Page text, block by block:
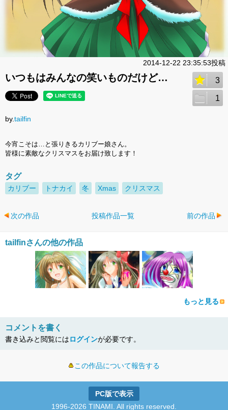
2014-12-22 23:35:53投稿
いつもはみんなの笑いものだけど… 3
1
by.tailfin
今宵こそは…と張りきるカリブー娘さん。
皆様に素敵なクリスマスをお届け致します！
タグ
カリブー トナカイ 冬 Xmas クリスマス
次の作品 投稿作品一覧 前の作品
tailfinさんの他の作品
もっと見る
コメントを書く
書き込みと閲覧にはログインが必要です。
この作品について報告する
PC版で表示
1996-2026 TINAMI. All rights reserved.